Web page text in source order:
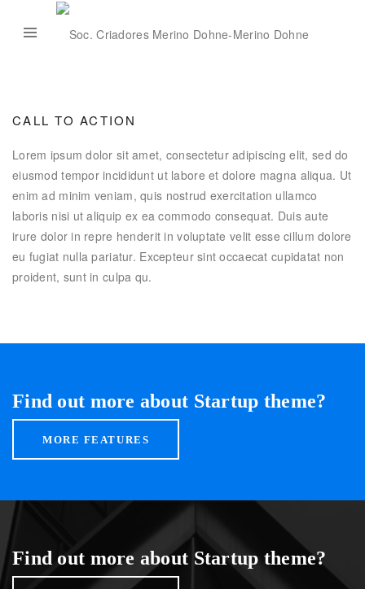
CALL TO ACTION
Lorem ipsum dolor sit amet, consectetur adipiscing elit, sed do
eiusmod tempor incididunt ut labore et dolore magna aliqua. Ut
enim ad minim veniam, quis nostrud exercitation ullamco
laboris nisi ut aliquip ex ea commodo consequat. Duis aute
irure dolor in repre henderit in voluptate velit esse cillum dolore
eu fugiat nulla pariatur. Excepteur sint occaecat cupidatat non
proident, sunt in culpa qu.
Find out more about Startup theme?
MORE FEATURES
Find out more about Startup theme?